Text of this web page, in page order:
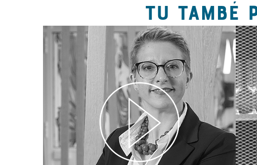
TU TAMBÉ